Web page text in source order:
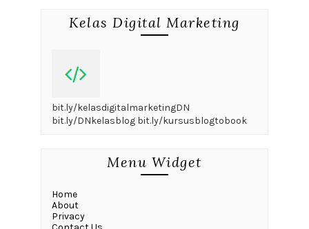
Kelas Digital Marketing
bit.ly/kelasdigitalmarketingDN
bit.ly/DNkelasblog bit.ly/kursusblogtobook
Menu Widget
Home
About
Privacy